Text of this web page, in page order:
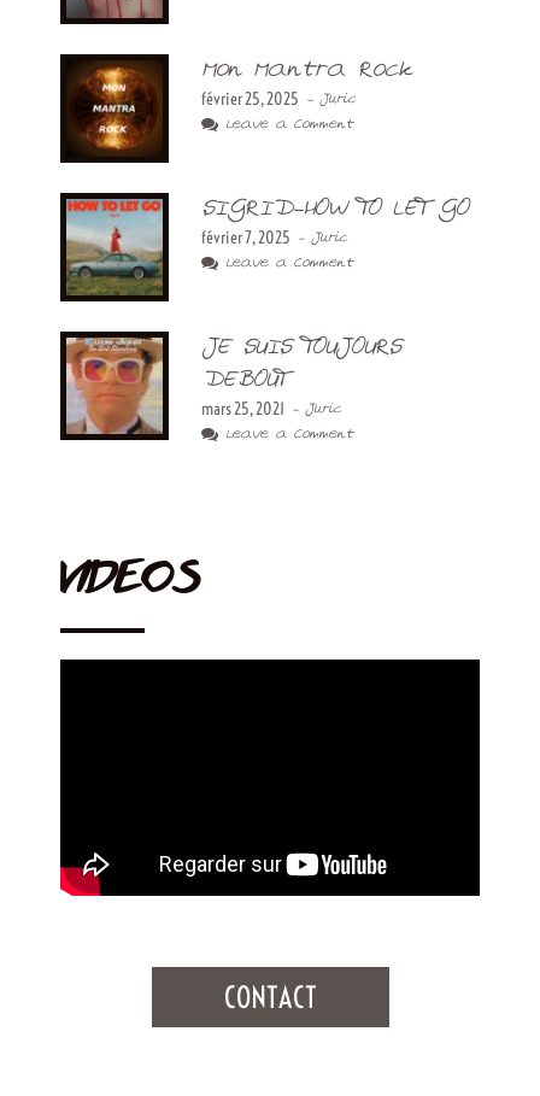
Mon Mantra Rock
février 25, 2025 - Juric
Leave a Comment
SIGRID-HOW TO LET GO
février 7, 2025 - Juric
Leave a Comment
JE SUIS TOUJOURS
DEBOUT
mars 25, 2021 - Juric
Leave a Comment
VIDEOS
CONTACT